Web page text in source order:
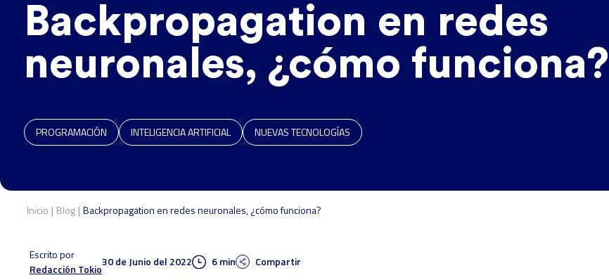
Backpropagation en redes
neuronales, ¿cómo funciona?
PROGRAMACIÓN INTELIGENCIA ARTIFICIAL NUEVAS TECNOLOGÍAS
Inicio | Blog | Backpropagation en redes neuronales, ¿cómo funciona?
Escrito por
Redacción Tokio
30 de Junio del 2022 6 min Compartir